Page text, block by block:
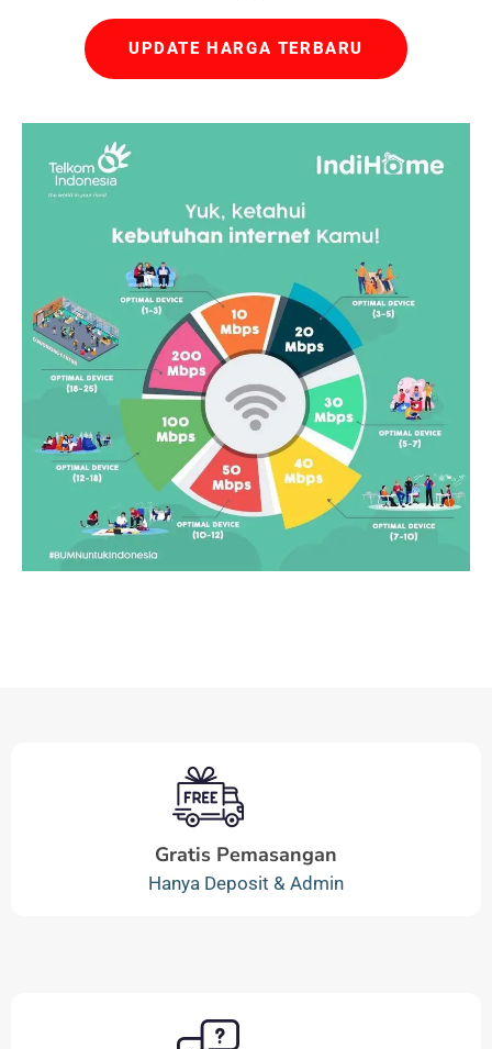
UPDATE HARGA TERBARU
Gratis Pemasangan
Hanya Deposit & Admin